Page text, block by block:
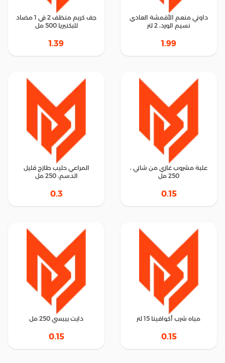
داوني منعم الأقمشة العادي
نسيم الورد، 2 لتر
1.99
جف كريم منظف 2 في 1 مضاد
للبكتيريا 500 مل
1.39
علبة مشروب غازي من شاني ،
250 مل
0.15
المراعي حليب طازج قليل
الدسم، 250 مل
0.3
مياه شرب أكوافينا 15 لتر
0.15
دايت بيبسي 250 مل
0.15